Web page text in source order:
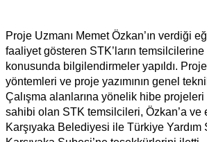
Proje Uzmanı Memet Özkan’ın verdiği
faaliyet gösteren STK’ların
konusunda bilgilendirmeler yapıldı.
yöntemleri ve proje yazımının genel
Çalışma alanlarına yönelik hibe
sahibi olan STK temsilcileri, Özkan’a ve
Karşıyaka Belediyesi ile Türkiye